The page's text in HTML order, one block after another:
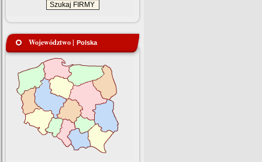
Województwo | Polska